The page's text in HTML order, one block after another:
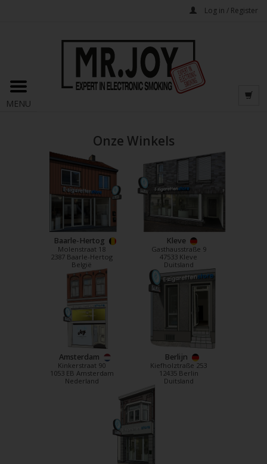
Log in / Register
MENU
Onze Winkels
Baarle-Hertog
Molenstraat 18
2387 Baarle-Hertog
België
Kleve
Gasthausstraße 9
47533 Kleve
Duitsland
Amsterdam
Kinkerstraat 90
1053 EB Amsterdam
Nederland
Berlijn
Kiefholztraße 253
12435 Berlin
Duitsland